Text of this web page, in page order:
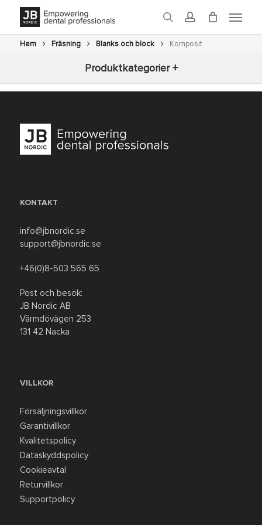
main
content
search account
Menu
Produktkategorier +
Hem Fräsning Blanks och block Komposit
3D-printning
KONTAKT
info@jbnordic.se
support@jbnordic.se
+46(0)8-503 565 65
Post och besök:
JB Nordic AB
Värmdövägen 253
131 42 Nacka
VILLKOR
Försäljningsvillkor
Garantivillkor
Kvalitetspolicy
Dataskyddspolicy
Cookieavtal
Returvillkor
Supportpolicy